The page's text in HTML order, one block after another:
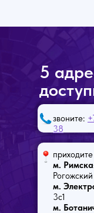
5
звоните:
38
м.
м.
3с1
м.